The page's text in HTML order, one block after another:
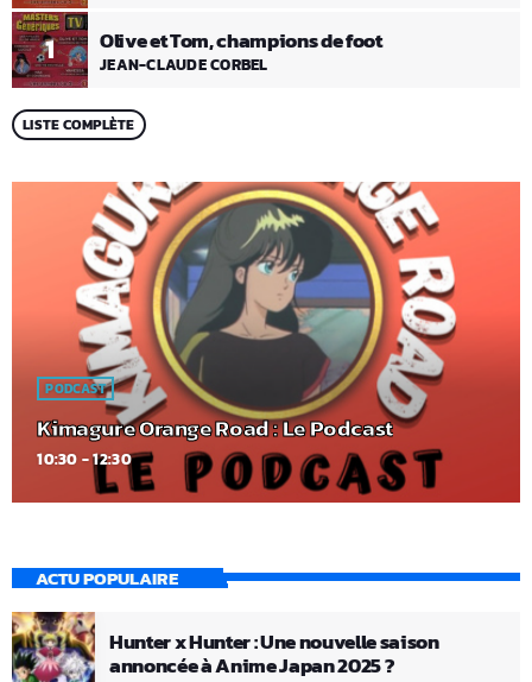
1 Olive et Tom, champions de foot
JEAN-CLAUDE CORBEL
LISTE COMPLÈTE
PODCAST
Kimagure Orange Road : Le Podcast
10:30 - 12:30
ACTU POPULAIRE
Hunter x Hunter : Une nouvelle saison
annoncée à Anime Japan 2025 ?